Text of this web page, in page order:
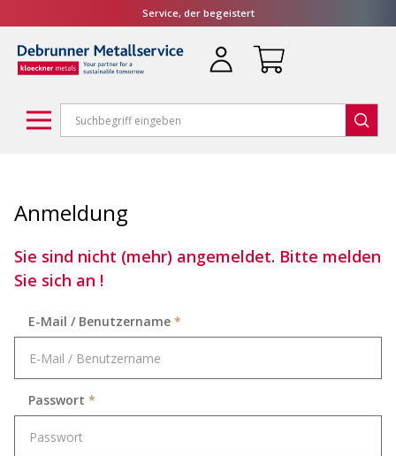
Service, der begeistert
Anmeldung
Sie sind nicht (mehr) angemeldet. Bitte melden
Sie sich an !
E-Mail / Benutzername *
Passwort *